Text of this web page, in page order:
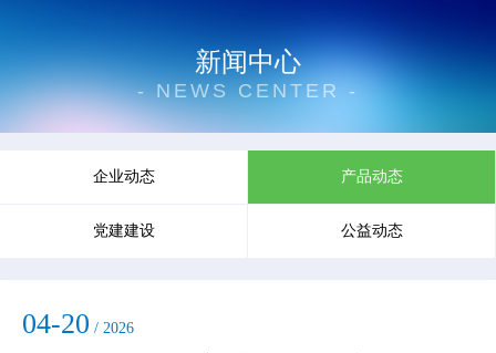
新闻中心
- NEWS CENTER -
企业动态 产品动态
党建建设 公益动态
04-20 / 2026